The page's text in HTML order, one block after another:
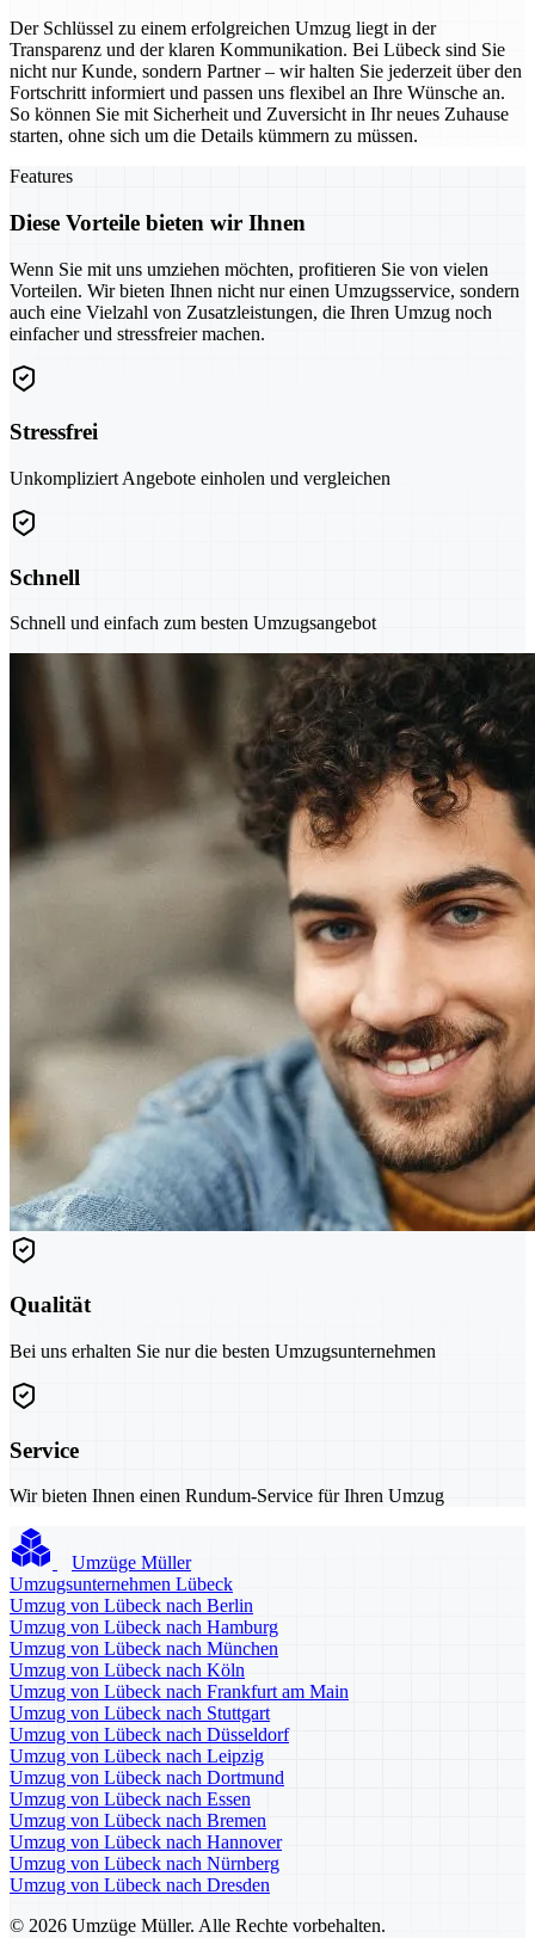
Der Schlüssel zu einem erfolgreichen Umzug liegt in der
Transparenz und der klaren Kommunikation. Bei Lübeck sind Sie
nicht nur Kunde, sondern Partner – wir halten Sie jederzeit über den
Fortschritt informiert und passen uns flexibel an Ihre Wünsche an.
So können Sie mit Sicherheit und Zuversicht in Ihr neues Zuhause
starten, ohne sich um die Details kümmern zu müssen.
Features
Diese Vorteile bieten wir Ihnen
Wenn Sie mit uns umziehen möchten, profitieren Sie von vielen
Vorteilen. Wir bieten Ihnen nicht nur einen Umzugsservice, sondern
auch eine Vielzahl von Zusatzleistungen, die Ihren Umzug noch
einfacher und stressfreier machen.
Stressfrei
Unkompliziert Angebote einholen und vergleichen
Schnell
Schnell und einfach zum besten Umzugsangebot
Qualität
Bei uns erhalten Sie nur die besten Umzugsunternehmen
Service
Wir bieten Ihnen einen Rundum-Service für Ihren Umzug
Umzüge Müller
Umzugsunternehmen Lübeck
Umzug von Lübeck nach Berlin
Umzug von Lübeck nach Hamburg
Umzug von Lübeck nach München
Umzug von Lübeck nach Köln
Umzug von Lübeck nach Frankfurt am Main
Umzug von Lübeck nach Stuttgart
Umzug von Lübeck nach Düsseldorf
Umzug von Lübeck nach Leipzig
Umzug von Lübeck nach Dortmund
Umzug von Lübeck nach Essen
Umzug von Lübeck nach Bremen
Umzug von Lübeck nach Hannover
Umzug von Lübeck nach Nürnberg
Umzug von Lübeck nach Dresden
© 2026 Umzüge Müller. Alle Rechte vorbehalten.